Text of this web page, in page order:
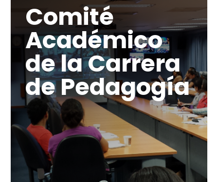
Comité
Académico
de la Carrera
de Pedagogía